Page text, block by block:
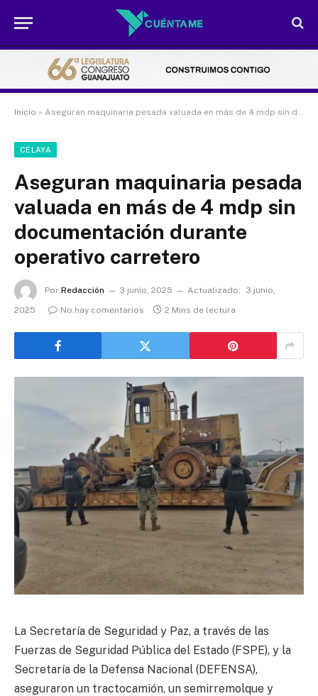
Inicio » Aseguran maquinaria pesada valuada en más de 4 mdp sin documentación durante operativo carretero
CELAYA
Aseguran maquinaria pesada
valuada en más de 4 mdp sin
documentación durante
operativo carretero
Por Redacción 3 junio, 2025 Actualizado:
3 junio,
2025
No hay comentarios 2 Mins de lectura
La Secretaría de Seguridad y Paz, a través de las
Fuerzas de Seguridad Pública del Estado (FSPE), y la
Secretaría de la Defensa Nacional (DEFENSA),
aseguraron un tractocamión, un semirremolque y